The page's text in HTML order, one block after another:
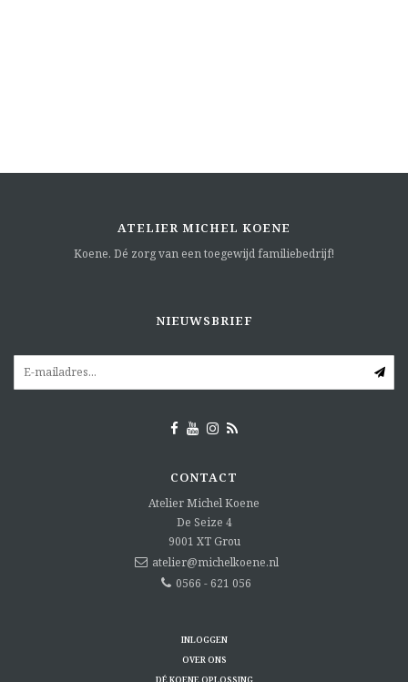
ATELIER MICHEL KOENE
Koene. Dé zorg van een toegewijd familiebedrijf!
NIEUWSBRIEF
CONTACT
Atelier Michel Koene
De Seize 4
9001 XT Grou
atelier@michelkoene.nl
0566 - 621 056
INLOGGEN
OVER ONS
DÉ KOENE OPLOSSING